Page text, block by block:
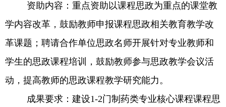
资助内容：重点资助以课程思政为重点的课堂教
学内容改革，鼓励教师申报课程思政相关教育教学改
革课题；聘请合作单位思政名师开展针对专业教师和
学生的思政课程培训，鼓励教师参与思政教学会议活
动，提高教师的思政课程教学研究能力。
成果要求：建设1-2门制药类专业核心课程课程思